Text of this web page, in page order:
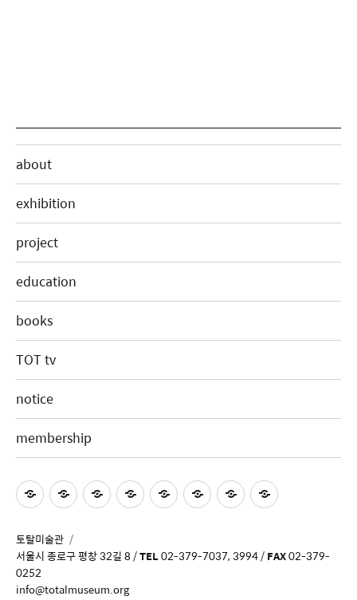
about
exhibition
project
education
books
TOT tv
notice
membership
토탈미술관
서울시 종로구 평창 32길 8 /TEL02-379-7037, 3994 /FAX02-379-
0252
info@totalmuseum.org